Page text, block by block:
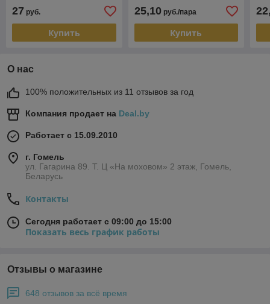
27 руб.
Купить
25,10руб./пара
Купить
О нас
100% положительных из 11 отзывов за год
Компания продает на Deal.by
Работает с 15.09.2010
г. Гомель
ул. Гагарина 89. Т. Ц «На моховом» 2 этаж, Гомель,
Беларусь
Контакты
Сегодня работает с 09:00 до 15:00
Показать весь график работы
Отзывы о магазине
648 отзывов за всё время